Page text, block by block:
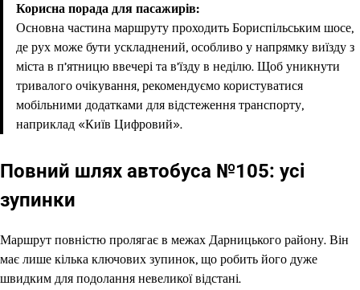
Корисна порада для пасажирів:
Основна частина маршруту проходить Бориспільським шосе,
де рух може бути ускладнений, особливо у напрямку виїзду з
міста в п’ятницю ввечері та в’їзду в неділю. Щоб уникнути
тривалого очікування, рекомендуємо користуватися
мобільними додатками для відстеження транспорту,
наприклад «Київ Цифровий».
Повний шлях автобуса №105: усі
зупинки
Маршрут повністю пролягає в межах Дарницького району. Він
має лише кілька ключових зупинок, що робить його дуже
швидким для подолання невеликої відстані.